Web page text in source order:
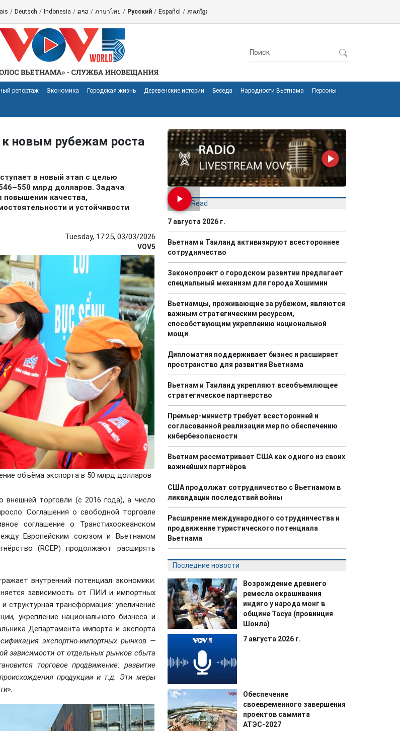
/ Deutsch / Indonesia / ລາວ / ภาษาไทย / Русский / Español / ភាសាខ្មែរ
репортаж Экономика Городская жизнь Деревенские истории Беседа Народности Вьетнама Персоны
к новым рубежам роста
в новый этап с целью
млрд долларов. Задача
повышении качества,
и устойчивости
Tuesday, 17:25, 03/03/2026
VOV5
объёма экспорта в 50 млрд долларов
торговли (с 2016 года), а число
Соглашения о свободной торговле
соглашение о Транстихоокеанском
Европейским союзом и Вьетнамом
(RCEP) продолжают расширять
внутренний потенциал экономики:
зависимость от ПИИ и импортных
трансформация: увеличение
укрепление национального бизнеса и
Департамента импорта и экспорта
экспортно-импортных рынков —
зависимости от отдельных рынков сбыта
торговое продвижение: развитие
продукции и т.д. Эти меры
Most Read
7 августа 2026 г.
Вьетнам и Таиланд активизируют всестороннее
сотрудничество
Законопроект о городском развитии предлагает
специальный механизм для города Хошимин
Вьетнамцы, проживающие за рубежом, являются
важным стратегическим ресурсом,
способствующим укреплению национальной
мощи
Дипломатия поддерживает бизнес и расширяет
пространство для развития Вьетнама
Вьетнам и Таиланд укрепляют всеобъемлющее
стратегическое партнерство
Премьер-министр требует всесторонней и
согласованной реализации мер по обеспечению
кибербезопасности
Вьетнам рассматривает США как одного из своих
важнейших партнёров
США продолжат сотрудничество с Вьетнамом в
ликвидации последствий войны
Расширение международного сотрудничества и
продвижение туристического потенциала
Вьетнама
Последние новости
Возрождение древнего
ремесла окрашивания
индиго у народа монг в
общине Тасуа (провинция
Шонла)
7 августа 2026 г.
Обеспечение
своевременного завершения
проектов саммита
АТЭС-2027